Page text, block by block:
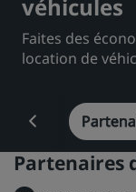
Prize by Radisson
Hôtels du
Consultez
véhicules
Faites des
location de
Partenaires